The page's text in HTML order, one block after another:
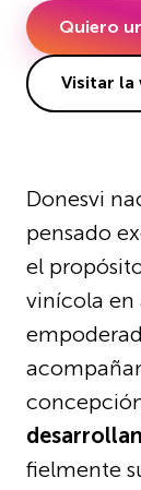
Quiero
Visitar la
Donesvi
pensado
el
vinícola en
fielmente